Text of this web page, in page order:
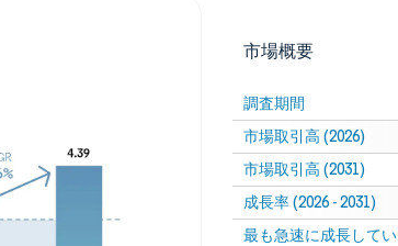
市場概要
調査期間
市場取引高 (2026)
市場取引高 (2031)
成長率 (2026 - 2031)
最も急速に成長して